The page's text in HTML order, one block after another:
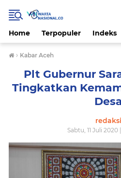
Home Terpopuler Indeks
› Kabar Aceh
Plt Gubernur
Tingkatkan
Desa
redaksi
Sabtu, 11 Juli 2020